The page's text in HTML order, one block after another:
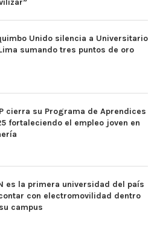
Unido silencia a Universitario
sumando tres puntos de oro
cierra su Programa de Aprendices
fortaleciendo el empleo joven en
es la primera universidad del país
con electromovilidad dentro
campus